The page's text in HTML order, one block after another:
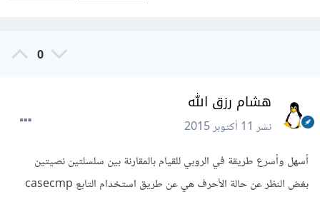
0
هشام رزق الله
نشر11 أكتوبر 2015
أسهل وأسرع طريقة في الروبي للقيام بالمقارنة بين سلسلتين نصيتين
بغض النظر عن حالة الأحرف هي عن طريق استخدام التابع casecmp